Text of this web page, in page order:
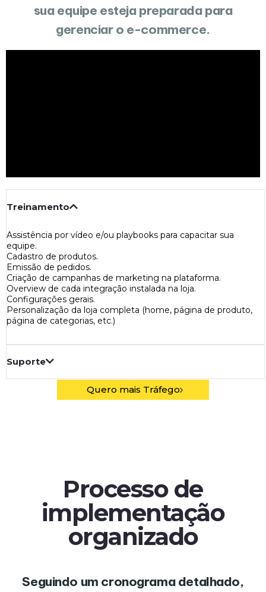
sua equipe esteja preparada para
gerenciar o e-commerce.
Treinamento
Assistência por vídeo e/ou playbooks para capacitar sua
equipe.
Cadastro de produtos.
Emissão de pedidos.
Criação de campanhas de marketing na plataforma.
Overview de cada integração instalada na loja.
Configurações gerais.
Personalização da loja completa (home, página de produto,
página de categorias, etc.)
Suporte
Quero mais Tráfego
Processo de
implementação
organizado
Seguindo um cronograma detalhado,